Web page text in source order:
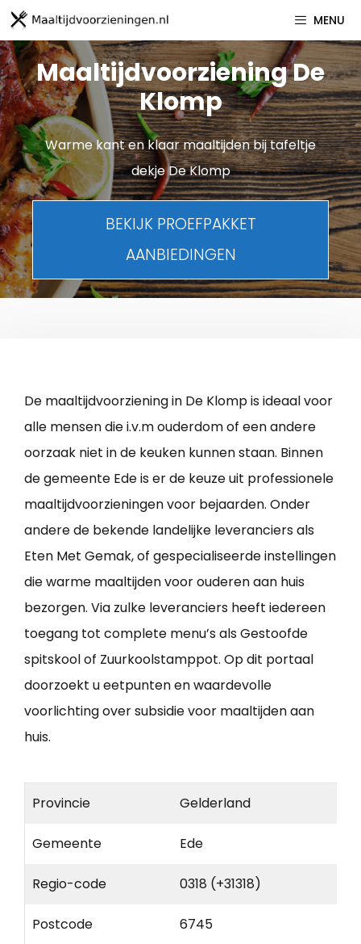
Spring
naar
inhoud
MENU
Maaltijdvoorziening De
Klomp
Warme kant en klaar maaltijden bij tafeltje
dekje De Klomp
BEKIJK PROEFPAKKET
AANBIEDINGEN
De maaltijdvoorziening in De Klomp is ideaal voor
alle mensen die i.v.m ouderdom of een andere
oorzaak niet in de keuken kunnen staan. Binnen
de gemeente Ede is er de keuze uit professionele
maaltijdvoorzieningen voor bejaarden. Onder
andere de bekende landelijke leveranciers als
Eten Met Gemak, of gespecialiseerde instellingen
die warme maaltijden voor ouderen aan huis
bezorgen. Via zulke leveranciers heeft iedereen
toegang tot complete menu’s als Gestoofde
spitskool of Zuurkoolstamppot. Op dit portaal
doorzoekt u eetpunten en waardevolle
voorlichting over subsidie voor maaltijden aan
huis.
Provincie Gelderland
Gemeente Ede
Regio-code 0318 (+31318)
Postcode 6745